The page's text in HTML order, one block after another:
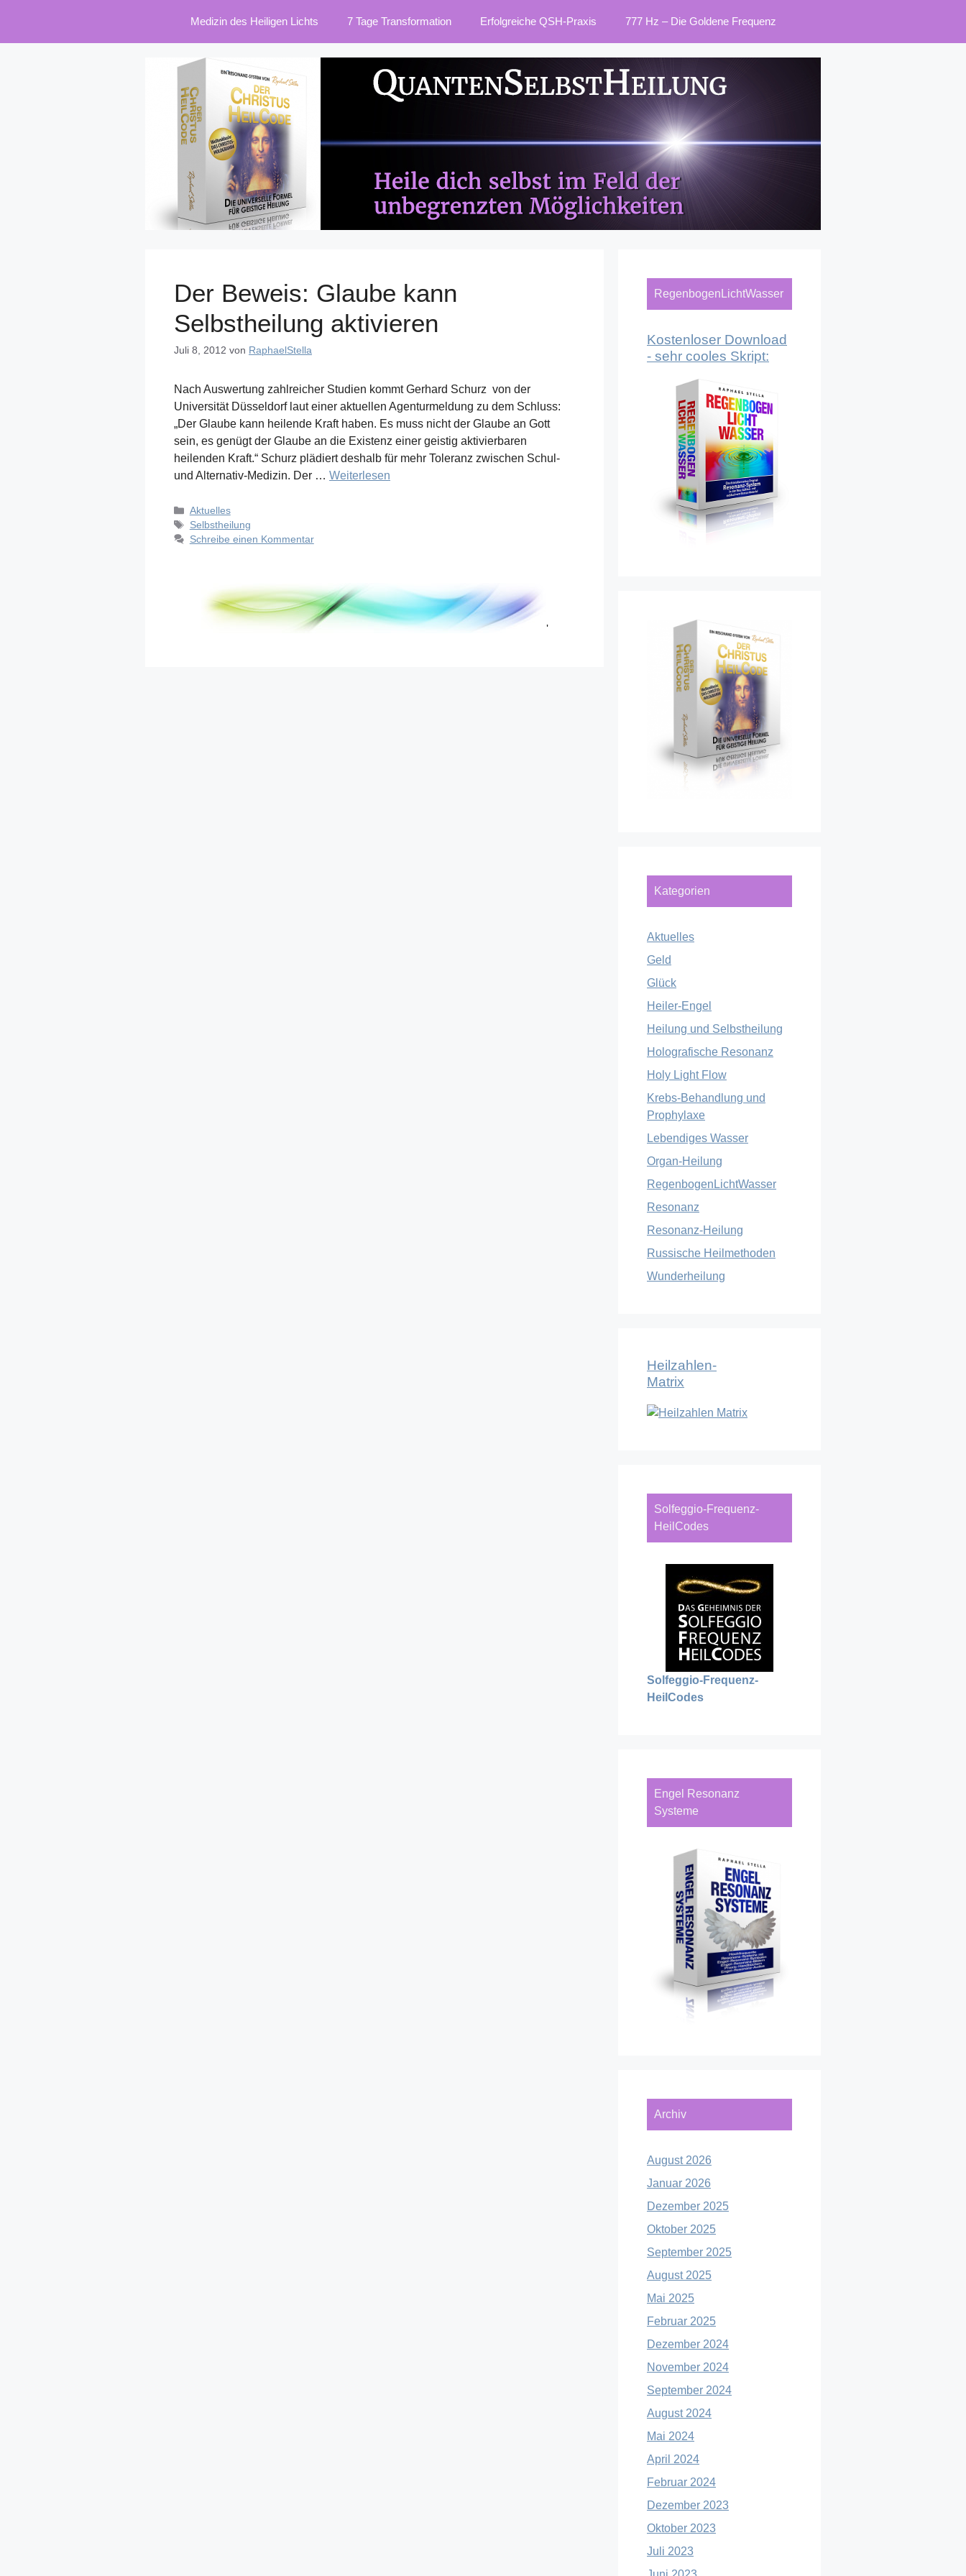
springen
Medizin des Heiligen Lichts 7 Tage Transformation Erfolgreiche QSH-Praxis 777 Hz – Die Goldene Frequenz
Der Beweis: Glaube kann
Selbstheilung aktivieren
Juli 8, 2012 von RaphaelStella
Nach Auswertung zahlreicher Studien kommt Gerhard Schurz von der
Universität Düsseldorf laut einer aktuellen Agenturmeldung zu dem Schluss:
„Der Glaube kann heilende Kraft haben. Es muss nicht der Glaube an Gott
sein, es genügt der Glaube an die Existenz einer geistig aktivierbaren
heilenden Kraft.“ Schurz plädiert deshalb für mehr Toleranz zwischen Schul-
und Alternativ-Medizin. Der … Weiterlesen
Kategorien
Aktuelles
Schlagwörter
Selbstheilung
Schreibe einen Kommentar
'
RegenbogenLichtWasser
Kostenloser Download
- sehr cooles Skript:
Kategorien
Aktuelles
Geld
Glück
Heiler-Engel
Heilung und Selbstheilung
Holografische Resonanz
Holy Light Flow
Krebs-Behandlung und
Prophylaxe
Lebendiges Wasser
Organ-Heilung
RegenbogenLichtWasser
Resonanz
Resonanz-Heilung
Russische Heilmethoden
Wunderheilung
Heilzahlen-
Matrix
Solfeggio-Frequenz-
HeilCodes
Solfeggio-Frequenz-
HeilCodes
Engel Resonanz
Systeme
Archiv
August 2026
Januar 2026
Dezember 2025
Oktober 2025
September 2025
August 2025
Mai 2025
Februar 2025
Dezember 2024
November 2024
September 2024
August 2024
Mai 2024
April 2024
Februar 2024
Dezember 2023
Oktober 2023
Juli 2023